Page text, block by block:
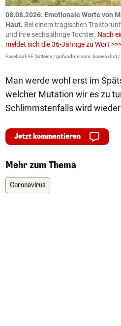
08.08.2026: Emotionale Worte von
Haut. Bei einem tragischen
und ihre sechsjährige Tochter. Nach
meldet sich die 36-Jährige zu Wort >>>
Facebook FF Satteins / gofundme.com, Screenshot
Man werde wohl erst im
welcher Mutation wir es zu
Schlimmstenfalls wird
Jetzt kommentieren
Mehr zum Thema
Coronavirus